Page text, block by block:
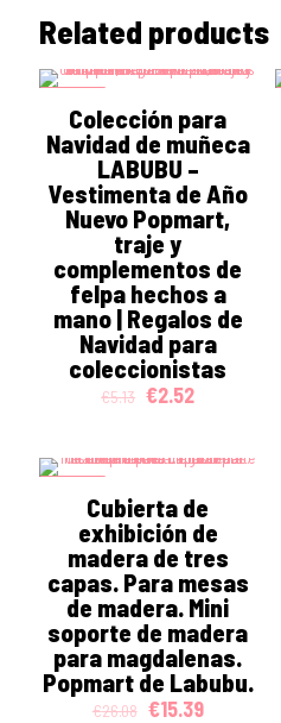
Related products
Colección para
Navidad de muñeca
LABUBU –
Vestimenta de Año
Nuevo Popmart,
traje y
complementos de
felpa hechos a
mano | Regalos de
Navidad para
coleccionistas
€5.13 Original
€5.13.
€2.52Current
€2.52.
Cubierta de
exhibición de
madera de tres
capas. Para mesas
de madera. Mini
soporte de madera
para magdalenas.
Popmart de Labubu.
€26.08 Original
€15.39Current